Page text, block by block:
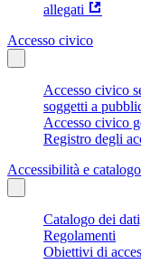
allegati
Accesso civico
Accesso civico
soggetti a
Accesso civico
Registro degli
Accessibilità e
Catalogo dei
Regolamenti
Obiettivi di